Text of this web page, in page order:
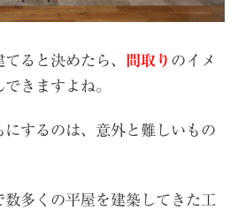
ると決めたら、 間取り のイメ
きますよね。
するのは、意外と難しいもの
数多くの平屋を建築してきた工